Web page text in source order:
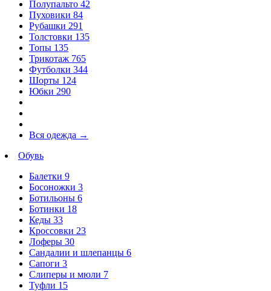
Полупальто 42
Пуховики 84
Рубашки 291
Толстовки 135
Топы 135
Трикотаж 765
Футболки 344
Шорты 124
Юбки 290
Вся одежда →
Обувь
Балетки 9
Босоножки 3
Ботильоны 6
Ботинки 18
Кеды 33
Кроссовки 23
Лоферы 30
Сандалии и шлепанцы 6
Сапоги 3
Слиперы и мюли 7
Туфли 15